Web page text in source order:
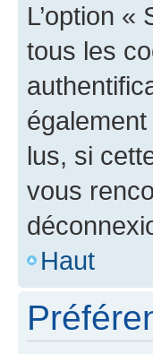
L’option
tous les
lus, si
vous
Haut